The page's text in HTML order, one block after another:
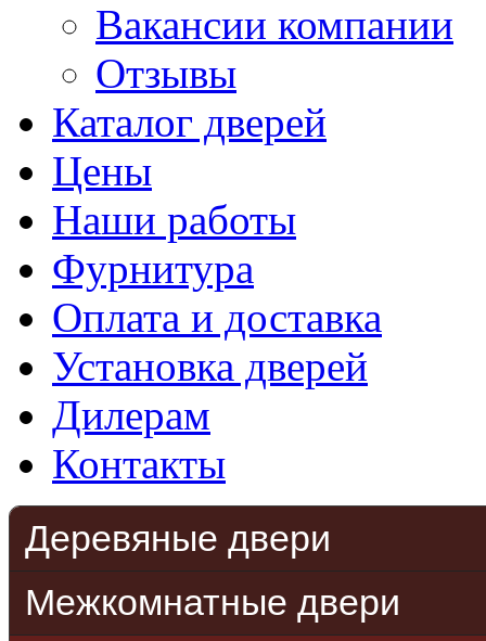
Вакансии компании
Отзывы
Каталог дверей
Цены
Наши работы
Фурнитура
Оплата и доставка
Установка дверей
Дилерам
Контакты
Деревяные двери
Межкомнатные двери